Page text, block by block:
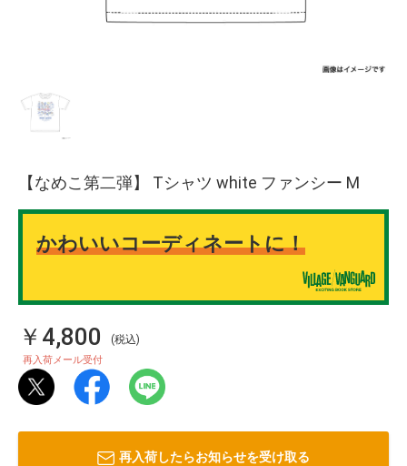
【なめこ第二弾】 Tシャツ white ファンシー M
かわいいコーディネートに！
￥4,800 (税込)
再入荷メール受付
再入荷したらお知らせを受け取る